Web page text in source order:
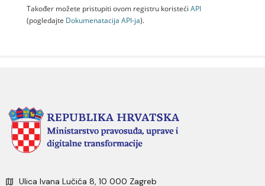
Također možete pristupiti ovom registru koristeći API
(pogledajte Dokumenаtаcijа API-jа).